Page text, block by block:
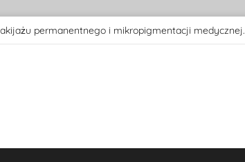
permanentnego i mikropigmentacji medycznej.